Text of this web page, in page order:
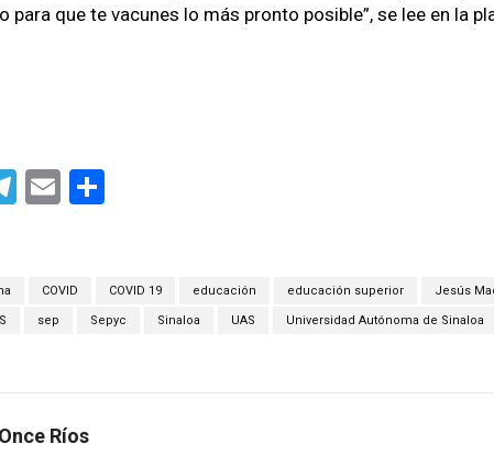
para que te vacunes lo más pronto posible”, se lee en la
T
gr
E
p
ar
COVID COVID 19 educación educación superior Jesús
sep Sepyc Sinaloa UAS Universidad Autónoma de Sinaloa
Once Ríos